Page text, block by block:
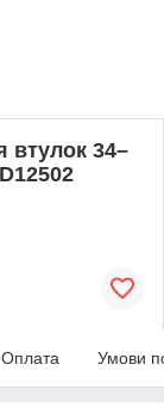
втулок 34–
Оплата Умови